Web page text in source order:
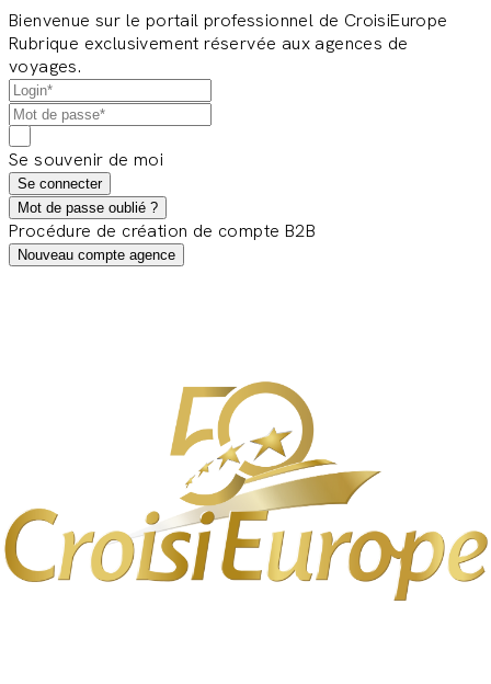
Bienvenue sur le portail professionnel de CroisiEurope
Rubrique exclusivement réservée aux agences de
voyages.
Se souvenir de moi
Se connecter
Mot de passe oublié ?
Procédure de création de compte B2B
Nouveau compte agence